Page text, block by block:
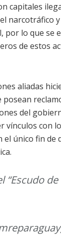
capitales
narcotráfico
por lo que se
de estos
aliadas
posean
del
vínculos con
único fin de
de